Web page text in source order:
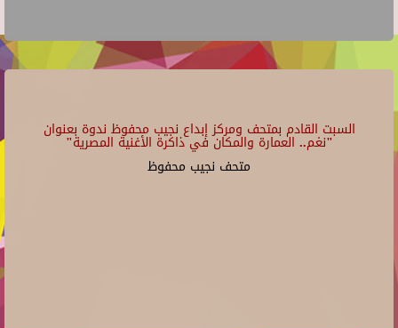
السبت القادم بمتحف ومركز إبداع نجيب محفوظ ندوة بعنوان
"نغم.. العمارة والمكان في ذاكرة الأغنية المصرية"
متحف نجيب محفوظ